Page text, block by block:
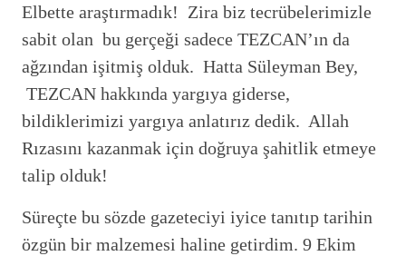
Elbette araştırmadık! Zira biz tecrübelerimizle
sabit olan bu gerçeği sadece TEZCAN’ın da
ağzından işitmiş olduk. Hatta Süleyman Bey,
TEZCAN hakkında yargıya giderse,
bildiklerimizi yargıya anlatırız dedik. Allah
Rızasını kazanmak için doğruya şahitlik etmeye
talip olduk!
Süreçte bu sözde gazeteciyi iyice tanıtıp tarihin
özgün bir malzemesi haline getirdim. 9 Ekim